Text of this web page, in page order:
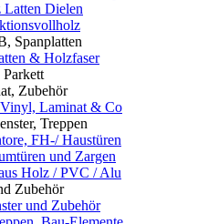
Latten Dielen
Spanplatten
& Holzfaser
Parkett
Zubehör
Laminat & Co
Treppen
FH-/ Haustüren
und Zargen
Holz / PVC / Alu
Zubehör
und Zubehör